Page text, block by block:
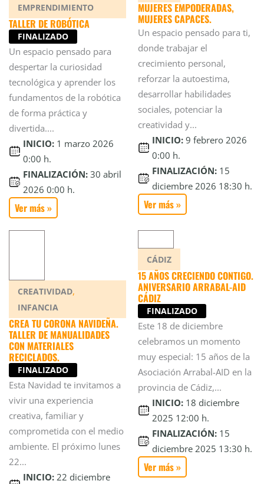
EMPRENDIMIENTO
TALLER DE ROBÓTICA
FINALIZADO
Un espacio pensado para
despertar la curiosidad
tecnológica y aprender los
fundamentos de la robótica
de forma práctica y
divertida....
INICIO: 1 marzo 2026
0:00 h.
FINALIZACIÓN: 30 abril
2026 0:00 h.
Ver más »
MUJERES EMPODERADAS,
MUJERES CAPACES.
Un espacio pensado para ti,
donde trabajar el
crecimiento personal,
reforzar la autoestima,
desarrollar habilidades
sociales, potenciar la
creatividad y...
INICIO: 9 febrero 2026
0:00 h.
FINALIZACIÓN: 15
diciembre 2026 18:30 h.
Ver más »
CREATIVIDAD,
INFANCIA
CREA TU CORONA NAVIDEÑA.
TALLER DE MANUALIDADES
CON MATERIALES
RECICLADOS.
FINALIZADO
Esta Navidad te invitamos a
vivir una experiencia
creativa, familiar y
comprometida con el medio
ambiente. El próximo lunes
22...
INICIO: 22 diciembre
CÁDIZ
15 AÑOS CRECIENDO CONTIGO.
ANIVERSARIO ARRABAL-AID
CÁDIZ
FINALIZADO
Este 18 de diciembre
celebramos un momento
muy especial: 15 años de la
Asociación Arrabal-AID en la
provincia de Cádiz,...
INICIO: 18 diciembre
2025 12:00 h.
FINALIZACIÓN: 15
diciembre 2025 13:30 h.
Ver más »